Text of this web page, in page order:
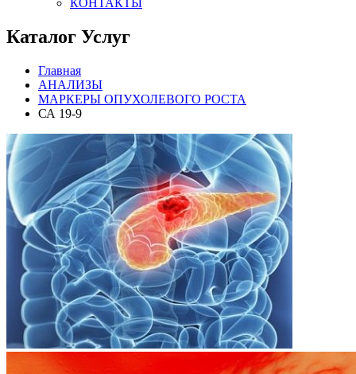
Каталог Услуг
Главная
АНАЛИЗЫ
МАРКЕРЫ ОПУХОЛЕВОГО РОСТА
СА 19-9